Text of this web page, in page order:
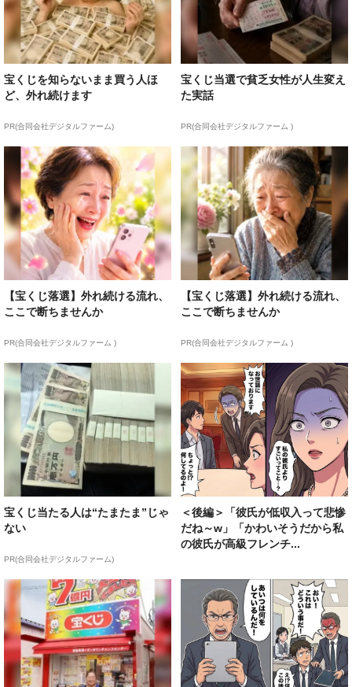
宝くじを知らないまま買う人ほ
ど、外れ続けます
PR(合同会社デジタルファーム)
宝くじ当選で貧乏女性が人生変え
た実話
PR(合同会社デジタルファーム )
【宝くじ落選】外れ続ける流れ、
ここで断ちませんか
PR(合同会社デジタルファーム )
【宝くじ落選】外れ続ける流れ、
ここで断ちませんか
PR(合同会社デジタルファーム )
宝くじ当たる人は“たまたま”じゃ
ない
PR(合同会社デジタルファーム)
＜後編＞「彼氏が低収入って悲惨
だね～w」「かわいそうだから私
の彼氏が高級フレンチ...